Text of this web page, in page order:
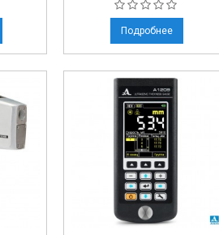
Подробнее